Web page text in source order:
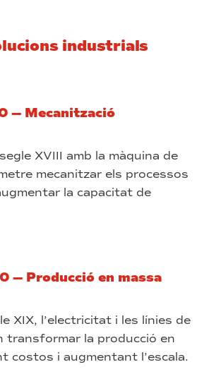
industrials
— Mecanització
XVIII amb la màquina de
mecanitzar els processos
la capacitat de
— Producció en massa
XIX, l’electricitat i les línies de
transformar la producció en
costos i augmentant l’escala.